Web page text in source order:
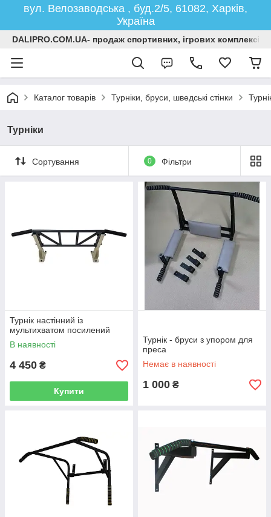
вул. Велозаводська , буд.2/5, 61082, Харків,
Україна
DALIPRO.COM.UA- продаж спортивних, ігрових
Каталог товарів Турніки, бруси, шведські стінки
Турніки
Сортування 0 Фільтри
Турнік настінний із
мультихватом посилений
В наявності
4 450 ₴
Купити
Турнік - бруси з упором для
преса
Немає в наявності
1 000 ₴